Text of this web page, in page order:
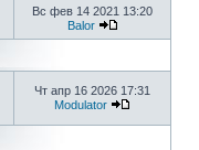
Вс фев 14 2021 13:20
Balor
Чт апр 16 2026 17:31
Modulator